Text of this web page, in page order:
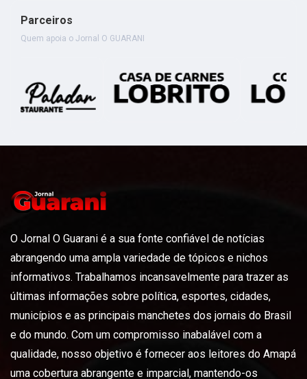
Parceiros
Quem apoia o Jornal O GUARANI
O Jornal O Guarani é a sua fonte confiável de notícias
abrangendo uma ampla variedade de tópicos e nichos
informativos. Trabalhamos incansavelmente para trazer as
últimas informações sobre política, esportes, cidades,
municípios e as principais manchetes dos jornais do Brasil
e do mundo. Com um compromisso inabalável com a
qualidade, nosso objetivo é fornecer aos leitores do Amapá
uma cobertura abrangente e imparcial, mantendo-os